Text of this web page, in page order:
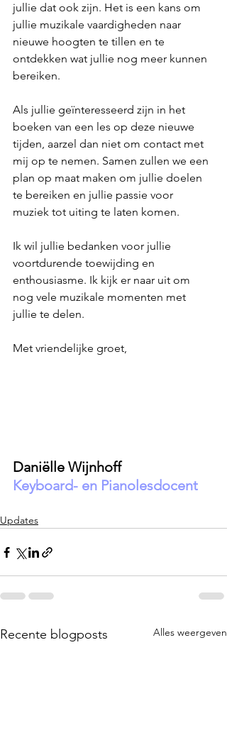
jullie dat ook zijn. Het is een kans om
jullie muzikale vaardigheden naar
nieuwe hoogten te tillen en te
ontdekken wat jullie nog meer kunnen
bereiken.
Als jullie geïnteresseerd zijn in het
boeken van een les op deze nieuwe
tijden, aarzel dan niet om contact met
mij op te nemen. Samen zullen we een
plan op maat maken om jullie doelen
te bereiken en jullie passie voor
muziek tot uiting te laten komen.
Ik wil jullie bedanken voor jullie
voortdurende toewijding en
enthousiasme. Ik kijk er naar uit om
nog vele muzikale momenten met
jullie te delen.
Met vriendelijke groet,
Daniëlle Wijnhoff
Keyboard- en Pianolesdocent
Updates
Recente blogposts Alles weergeven